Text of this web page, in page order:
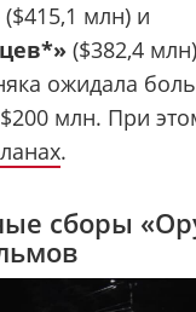
($415,1 млн) и
($382,4
ожидала
млн. При
.
сборы